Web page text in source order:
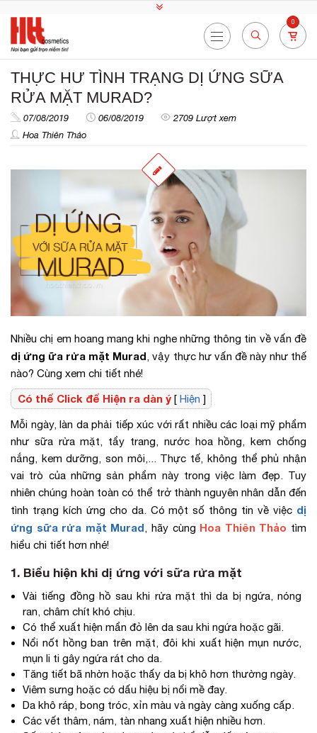
0
THỰC HƯ TÌNH TRẠNG DỊ ỨNG SỮA
RỬA MẶT MURAD?
07/08/2019 06/08/2019
2709 Lượt xem
Hoa Thiên Thảo
Nhiều chị em hoang mang khi nghe những thông tin về vấn đề
dị ứng ữa rửa mặt Murad, vậy thực hư vấn đề này như thế
nào? Cùng xem chi tiết nhé!
Có thể Click để Hiện ra dàn ý [ Hiện ]
Mỗi ngày, làn da phải tiếp xúc với rất nhiều các loại mỹ phẩm
như sữa rửa mặt, tẩy trang, nước hoa hồng, kem chống
nắng, kem dưỡng, son môi,... Thực tế, không thể phủ nhận
vai trò của những sản phẩm này trong việc làm đẹp. Tuy
nhiên chúng hoàn toàn có thể trở thành nguyên nhân dẫn đến
tình trạng kích ứng cho da. Có một số thông tin về việc dị
ứng sữa rửa mặt Murad, hãy cùng Hoa Thiên Thảo tìm
hiểu chi tiết hơn nhé!
1. Biểu hiện khi dị ứng với sữa rửa mặt
Vài tiếng đồng hồ sau khi rửa mặt thì da bị ngứa, nóng
ran, châm chít khó chịu.
Có thể xuất hiện mẩn đỏ lên da sau khi ngứa hoặc gãi.
Nổi nốt hồng ban trên mặt, đôi khi xuất hiện mụn nước,
mụn li ti gây ngứa rát cho da.
Tăng tiết bã nhờn hoặc thấy da bị khô hơn thường ngày.
Viêm sưng hoặc có dấu hiệu bị nổi mề đay.
Da khô ráp, bong tróc, xỉn màu và ngày càng xuống cấp.
Các vết thâm, nám, tàn nhang xuất hiện nhiều hơn.